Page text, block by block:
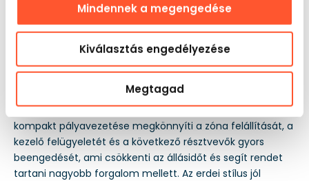
Mindennek a megengedése
Kiválasztás engedélyezése
Megtagad
Felhasználás
Legjobban iskolai sportpályákon, hoteles külső területeken,
lakótelepi falunapokon és kisebb, gyerekprogrammal
kiegészített céges rendezvényeken válik be. Az attrakció
kompakt pályavezetése megkönnyíti a zóna felállítását, a
kezelő felügyeletét és a következő résztvevők gyors
beengedését, ami csökkenti az állásidőt és segít rendet
tartani nagyobb forgalom mellett. Az erdei stílus jól